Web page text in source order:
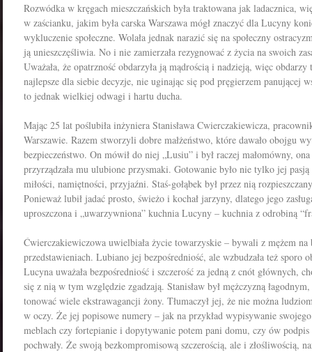
Rozwódka w kręgach mieszczańskich była traktowana jak ladacznica,
w zaścianku, jakim była carska Warszawa mógł znaczyć dla Lucyny
wykluczenie społeczne. Wolała jednak narazić się na społeczny
ją unieszczęśliwia. No i nie zamierzała rezygnować z życia na swoich
Uważała, że opatrzność obdarzyła ją mądrością i nadzieją, więc
najlepsze dla siebie decyzje, nie uginając się pod pręgierzem panującej
to jednak wielkiej odwagi i hartu ducha.
Mając 25 lat poślubiła inżyniera Stani­sława Cwierczakiewicza,
Warszawie. Razem stworzyli dobre małżeństwo, które dawało obojgu
bezpieczeństwo. On mówił do niej „Lusiu” i był raczej małomówny,
przyrządzała mu ulubione przysmaki. Gotowanie było nie tylko jej pasją
miłości, namiętności, przyjaźni. Staś-gołąbek był przez nią
Ponieważ lubił jadać prosto, świeżo i kochał jarzyny, dlatego jego
uproszczona i „uwarzywniona” kuchnia Lucyny – kuchnia z odrobiną
Ćwierczakiewiczowa uwielbiała życie towarzyskie – bywali z mężem
przedstawieniach. Lubiano jej bezpośredniość, ale wzbudzała też sporo
Lucyna uważała bezpośredniość i szczerość za jedną z cnót głównych,
się z nią w tym względzie zgadzają. Stanisław był mężczyzną
tonować wiele ekstrawagancji żony. Tłumaczył jej, że nie można
w oczy. Że jej popisowe numery – jak na przykład wypisywanie
meblach czy fortepianie i dopytywanie potem pani domu, czy ów podpis
pochwały. Że swoją bezkompromisową szczerością, ale i złośliwością,